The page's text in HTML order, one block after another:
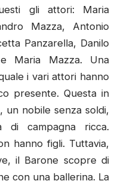
gli attori: Maria
Mazza, Antonio
Panzarella, Danilo
Maria Mazza. Una
i vari attori hanno
presente. Questa in
un nobile senza soldi,
di campagna ricca.
hanno figli. Tuttavia,
il Barone scopre di
con una ballerina. La